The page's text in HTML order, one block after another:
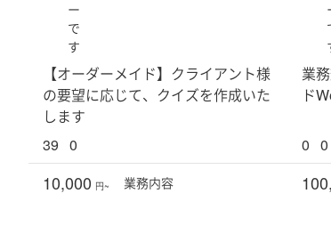
ー
で
す
【オーダーメイド】クライアント様
の要望に応じて、クイズを作成いた
します
39 0
10,000 円~ 業務内容
業
ド
0 0